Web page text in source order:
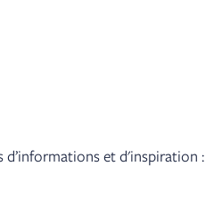
et d'inspiration :